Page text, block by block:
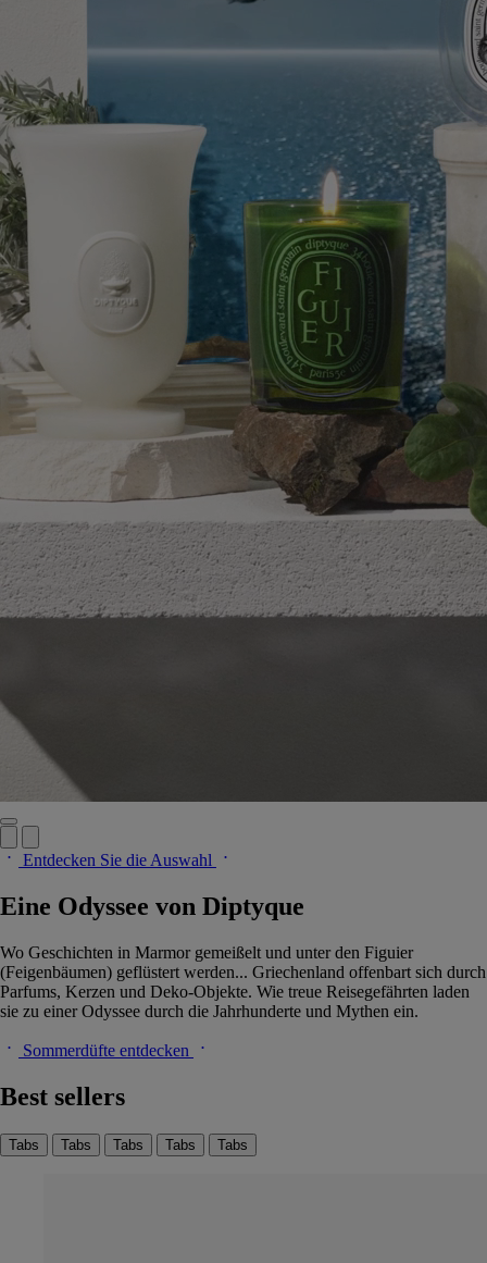
Entdecken Sie die Auswahl
Eine Odyssee von Diptyque
Wo Geschichten in Marmor gemeißelt und unter den Figuier
(Feigenbäumen) geflüstert werden... Griechenland offenbart sich durch
Parfums, Kerzen und Deko-Objekte. Wie treue Reisegefährten laden
sie zu einer Odyssee durch die Jahrhunderte und Mythen ein.
Sommerdüfte entdecken
Best sellers
Tabs Tabs Tabs Tabs Tabs